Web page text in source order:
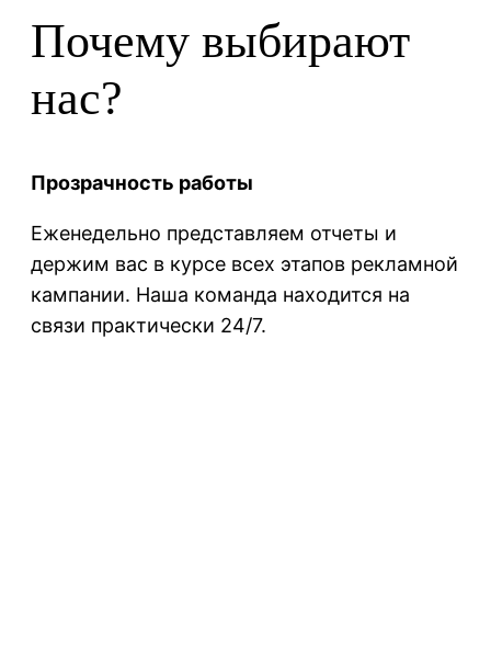
Почему выбирают
нас?
Прозрачность работы
Еженедельно представляем отчеты и
держим вас в курсе всех этапов рекламной
кампании. Наша команда находится на
связи практически 24/7.